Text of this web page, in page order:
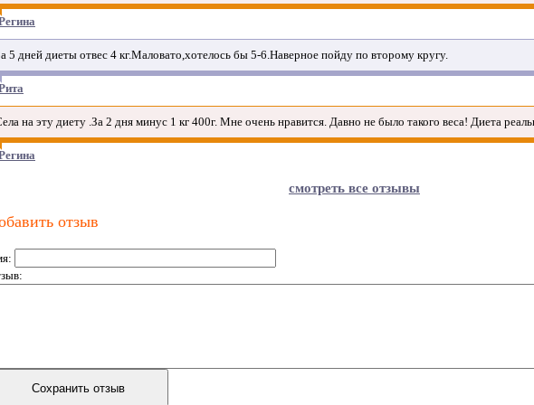
5 дней диеты отвес 4 кг.Маловато,хотелось бы 5-6.Наверное пойду по второму кругу.
на эту диету .За 2 дня минус 1 кг 400г. Мне очень нравится. Давно не было такого веса! Диета
смотреть все отзывы
отзыв